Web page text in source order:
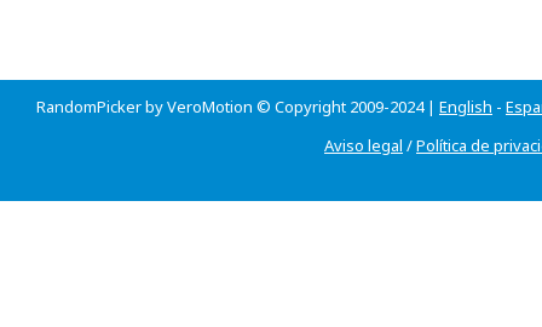
RandomPicker by VeroMotion © Copyright 2009-2024 | English -
Aviso legal /Política de